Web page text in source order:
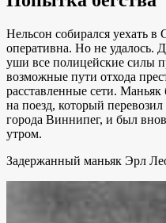
Нельсон собирался уехать
оперативна. Но не удалось.
уши все полицейские силы
возможные пути отхода
расставленные сети.
на поезд, который
города Виннипег, и был
утром.
Задержанный маньяк Эрл